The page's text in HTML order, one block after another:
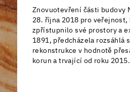
V průběhu rozsáhlých
v rytířském sále moravského
nedaleko Třebíče byly nově
parkety, které byly
dvousložkovým olejem
2K COLOR (barvy černá a